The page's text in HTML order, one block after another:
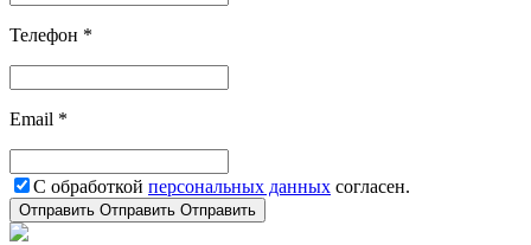
Телефон *
Email *
С обработкой персональных данных согласен.
Отправить Отправить Отправить